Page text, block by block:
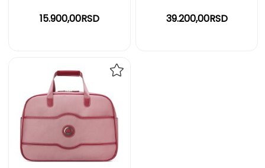
15.900,00RSD 39.200,00RSD
LISTU
ŽELJA